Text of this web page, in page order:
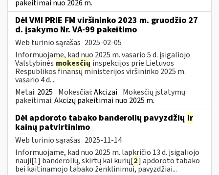
pakeitimai nuo 2026 m.
Dėl VMI PRIE FM viršininko 2023 m. gruodžio 27
d. įsakymo Nr. VA-99 pakeitimo
Web turinio sąrašas 2025-02-05
Informuojame, kad nuo 2025 m. vasario 5 d. įsigaliojo
Valstybinės mokesčių inspekcijos prie Lietuvos
Respublikos finansų ministerijos viršininko 2025 m.
vasario 4 d....
Metai: 2025 Mokesčiai:Akcizai Mokesčių įstatymų
pakeitimai:Akcizų pakeitimai nuo 2025 m.
Dėl apdoroto tabako banderolių pavyzdžių ir
kainų patvirtinimo
Web turinio sąrašas 2025-11-14
Informuojame, kad nuo 2025 m. lapkričio 13 d. įsigaliojo
nauji[1] banderolių, skirtų kai kurių[2] apdoroto tabako
bei kaitinamojo tabako ženklinimui, pavyzdžiai...